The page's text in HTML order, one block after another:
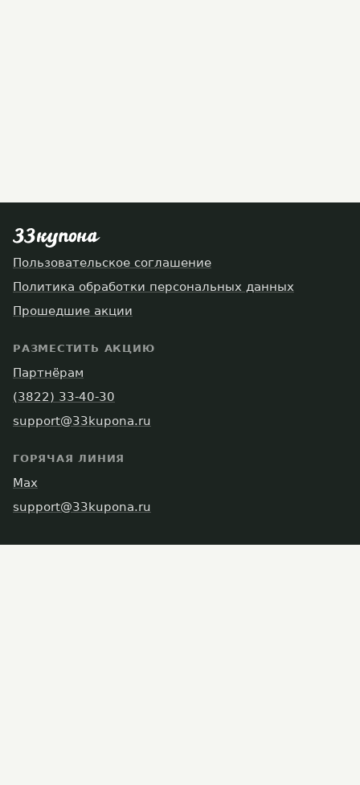
Пользовательское соглашение
Политика обработки персональных данных
Прошедшие акции
РАЗМЕСТИТЬ АКЦИЮ
Партнёрам
(3822) 33-40-30
support@33kupona.ru
ГОРЯЧАЯ ЛИНИЯ
Max
support@33kupona.ru